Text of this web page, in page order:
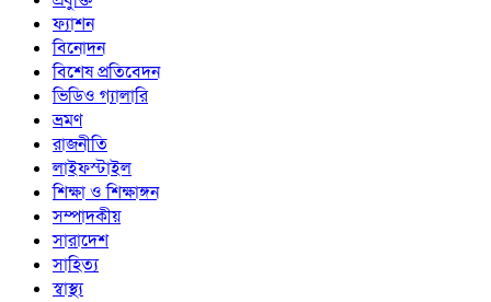
ফ্যাশন
বিনোদন
বিশেষ প্রতিবেদন
ভিডিও গ্যালারি
ভ্রমণ
রাজনীতি
লাইফস্টাইল
শিক্ষা ও শিক্ষাঙ্গন
সম্পাদকীয়
সারাদেশ
সাহিত্য
স্বাস্থ্য